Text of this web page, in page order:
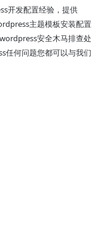
开发配置经验，提供
主题模板安装配置
安全木马排查处
任何问题您都可以与我们